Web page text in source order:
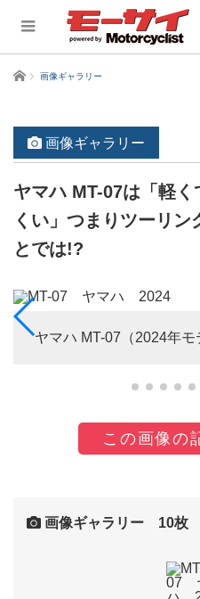
ホーム 画像ギャラリー
画像ギャラリー
ヤマハ MT-07は「軽
くい」つまりツーリン
とでは!?
ヤマハ MT-07（2024年
この画像の
画像ギャラリー 10枚